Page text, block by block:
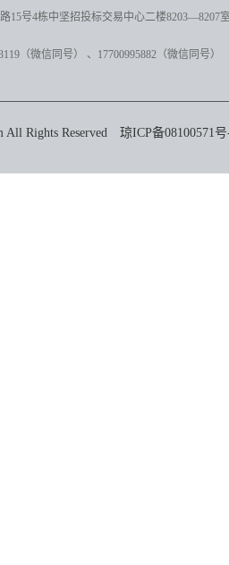
15号4栋中坚招投标交易中心二楼8203—8207
（微信同号）
、17700995882 （微信同号）
All Rights Reserved 琼ICP备08100571